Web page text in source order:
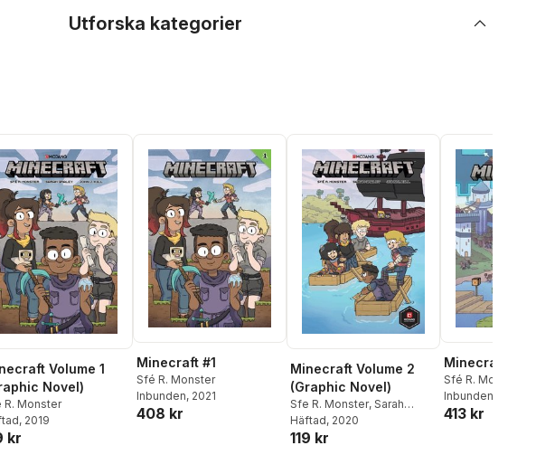
Utforska kategorier
Volume 1
Novel)
R. Monster
, 2019
kr
Minecraft #1
Sfé R. Monster
Inbunden, 2021
408 kr
Minecraft Volume 2
(Graphic Novel)
Sfe R. Monster, Sarah
Graley
Häftad, 2020
119 kr
Minecraft #2
Sfé R. Monster
Inbunden
413 kr